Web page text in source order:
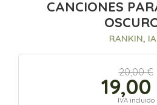
CANCIONES
RANKIN,
20,00 €
IVA incluido